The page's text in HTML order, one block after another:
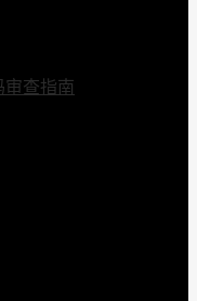
审查指南